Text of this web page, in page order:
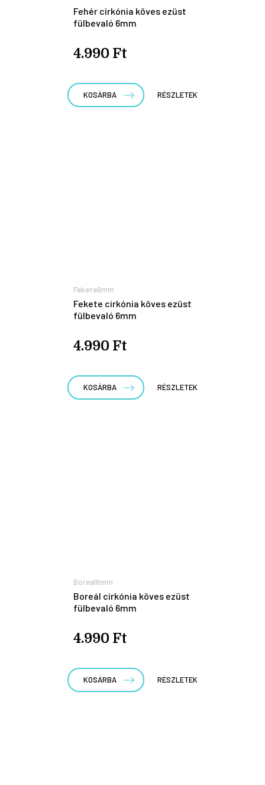
Fehér cirkónia köves ezüst
fülbevaló 6mm
4.990 Ft
KOSÁRBA RÉSZLETEK
Fekete6mm
Fekete cirkónia köves ezüst
fülbevaló 6mm
4.990 Ft
KOSÁRBA RÉSZLETEK
Boreal6mm
Boreál cirkónia köves ezüst
fülbevaló 6mm
4.990 Ft
KOSÁRBA RÉSZLETEK